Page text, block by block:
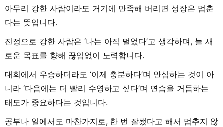
아무리 강한 사람이라도 거기에 만족해 버리면 성장은 멈춘
다는 뜻입니다.
진정으로 강한 사람은 ‘나는 아직 멀었다’고 생각하며, 늘 새
로운 목표를 향해 끊임없이 노력합니다.
대회에서 우승하더라도 ‘이제 충분하다’며 안심하는 것이 아
니라 ‘다음에는 더 빨리 수영하고 싶다’며 연습을 거듭하는
태도가 중요하다는 것입니다.
공부나 일에서도 마찬가지로, 한 번 잘됐다고 해서 멈추지 않